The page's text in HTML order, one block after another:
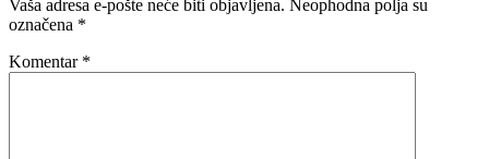
Vaša adresa e-pošte neće biti objavljena. Neophodna polja su
označena *
Komentar *